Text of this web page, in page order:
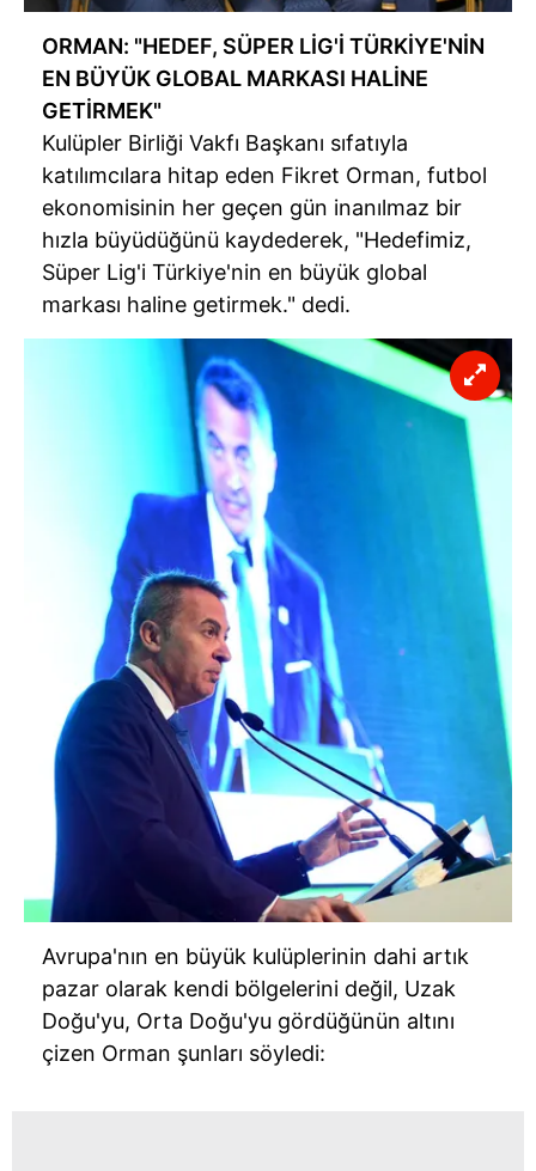
ORMAN: "HEDEF, SÜPER LİG'İ TÜRKİYE'NİN
EN BÜYÜK GLOBAL MARKASI HALİNE
GETİRMEK"
Kulüpler Birliği Vakfı Başkanı sıfatıyla
katılımcılara hitap eden Fikret Orman, futbol
ekonomisinin her geçen gün inanılmaz bir
hızla büyüdüğünü kaydederek, "Hedefimiz,
Süper Lig'i Türkiye'nin en büyük global
markası haline getirmek." dedi.
Avrupa'nın en büyük kulüplerinin dahi artık
pazar olarak kendi bölgelerini değil, Uzak
Doğu'yu, Orta Doğu'yu gördüğünün altını
çizen Orman şunları söyledi: